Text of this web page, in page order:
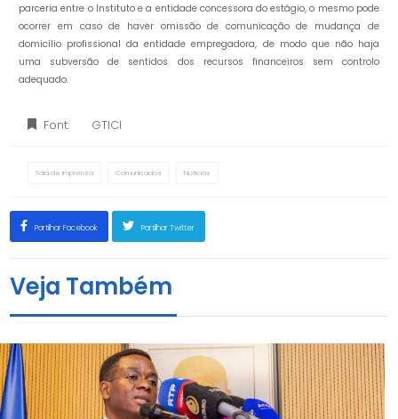
parceria entre o Instituto e a entidade concessora do estágio, o mesmo pode
ocorrer em caso de haver omissão de comunicação de mudança de
domicílio profissional da entidade empregadora, de modo que não haja
uma subversão de sentidos dos recursos financeiros sem controlo
adequado.
Font: GTICI
Sala de Imprensa Comunicados Notícias
Partilhar Facebook Partilhar Twitter
Veja Também